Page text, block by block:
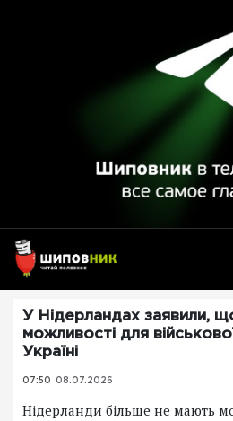
У Нідерландах заявили,
можливості для
Україні
07:50 08.07.2026
Нідерланди більше не мають